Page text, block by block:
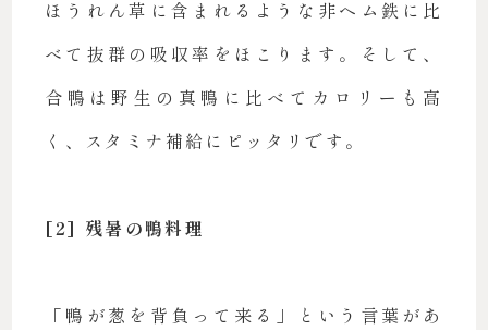
ほうれん草に含まれるような非ヘム鉄に比
べて抜群の吸収率をほこります。そして、
合鴨は野生の真鴨に比べてカロリーも高
く、スタミナ補給にピッタリです。
[2] 残暑の鴨料理
「鴨が葱を背負って来る」という言葉があ